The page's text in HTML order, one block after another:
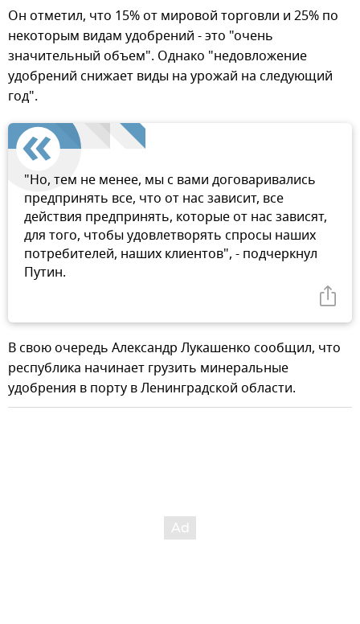
Он отметил, что 15% от мировой торговли и 25% по
некоторым видам удобрений - это "очень
значительный объем". Однако "недовложение
удобрений снижает виды на урожай на следующий
год".
"Но, тем не менее, мы с вами договаривались
предпринять все, что от нас зависит, все
действия предпринять, которые от нас зависят,
для того, чтобы удовлетворять спросы наших
потребителей, наших клиентов", - подчеркнул
Путин.
В свою очередь Александр Лукашенко сообщил, что
республика начинает грузить минеральные
удобрения в порту в Ленинградской области.